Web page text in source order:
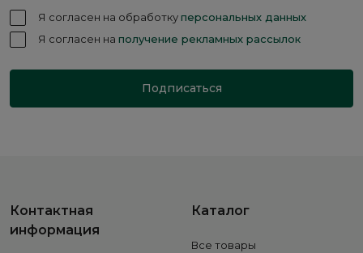
Я согласен на обработкуперсональных данных
Я согласен на получение рекламных рассылок
Подписаться
Контактная
информация
Каталог
Все товары